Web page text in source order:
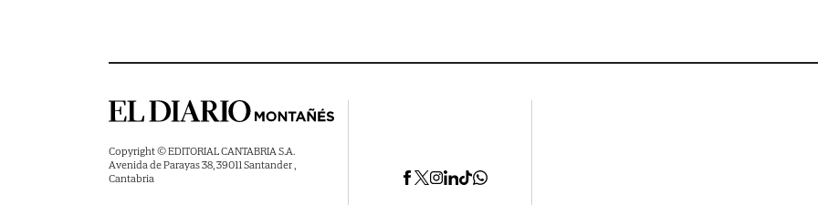
Copyright © EDITORIAL CANTABRIA S.A.
Avenida de Parayas 38, 39011 Santander ,
Cantabria